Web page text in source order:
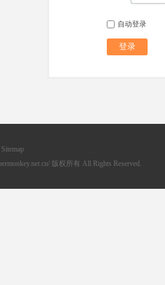
自动登录
登录
Sitemap
版权所有 All Rights Reserved.